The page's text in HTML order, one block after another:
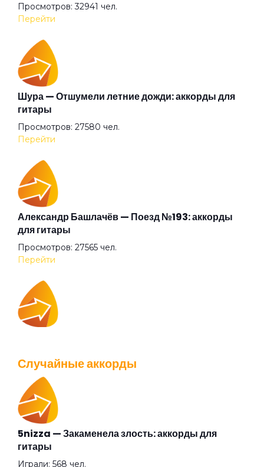
Гильотины сечение
Гиперболоид
Глаза очерчены углём
Говорит и показывает
Граф "Д"
Дай себя сорвать
Два великана
Две судьбы
Деньги
Дикая певица
Дикие игры
Просмотров: 32941 чел.
Перейти
Шура — Отшумели летние дожди: аккорды для
гитары
Просмотров: 27580 чел.
Перейти
Александр Башлачёв — Поезд №193: аккорды
для гитары
Просмотров: 27565 чел.
Перейти
Перейти
Валентин Стрыкало — Gay porn: аккорды для
гитары
Случайные аккорды
5nizza — Закаменела злость: аккорды для
гитары
Играли: 568 чел.